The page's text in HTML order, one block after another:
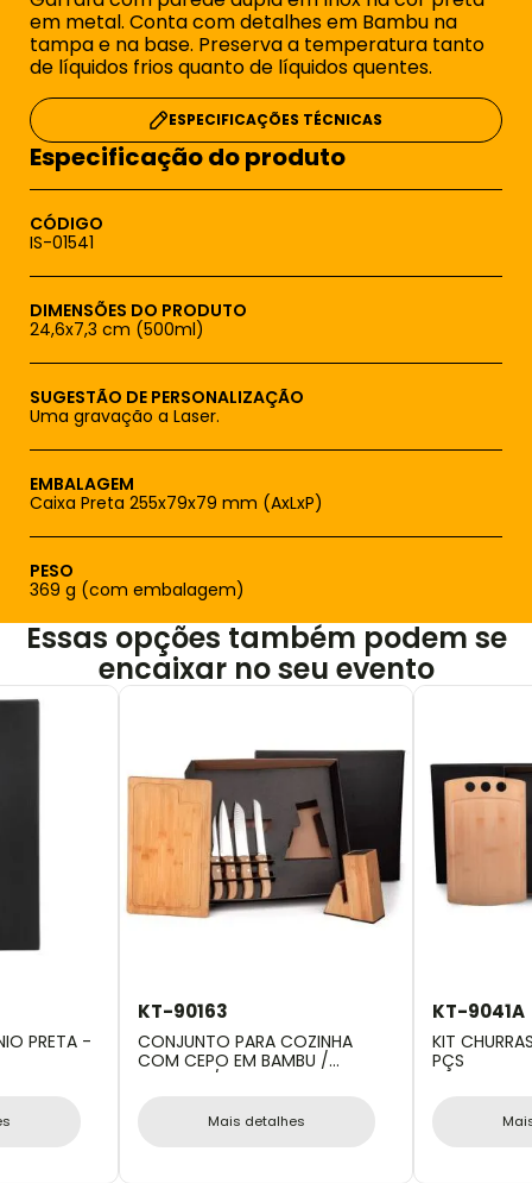
em metal. Conta com detalhes em Bambu na
tampa e na base. Preserva a temperatura tanto
de líquidos frios quanto de líquidos quentes.
ESPECIFICAÇÕES TÉCNICAS
Especificação do produto
CÓDIGO
IS-01541
DIMENSÕES DO PRODUTO
24,6x7,3 cm (500ml)
SUGESTÃO DE PERSONALIZAÇÃO
Uma gravação a Laser.
EMBALAGEM
Caixa Preta 255x79x79 mm (AxLxP)
PESO
369 g (com embalagem)
Essas opções também podem se
encaixar no seu evento
PRETA -
KT-90163
CONJUNTO PARA COZINHA
COM CEPO EM BAMBU /
MADEIRA / INOX - 6 PÇS
Mais detalhes
KT-9041A
KIT
PÇS